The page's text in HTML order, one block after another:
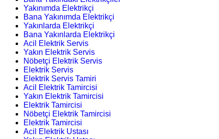
Yakınımda Elektrikçi
Bana Yakınımda Elektrikçi
Yakınlarda Elektrikçi
Bana Yakınlarda Elektrikçi
Acil Elektrik Servis
Yakın Elektrik Servis
Nöbetçi Elektrik Servis
Elektrik Servis
Elektrik Servis Tamiri
Acil Elektrik Tamircisi
Yakın Elektrik Tamircisi
Elektrik Tamircisi
Nöbetçi Elektrik Tamircisi
Elektrik Tamircisi
Acil Elektrik Ustası